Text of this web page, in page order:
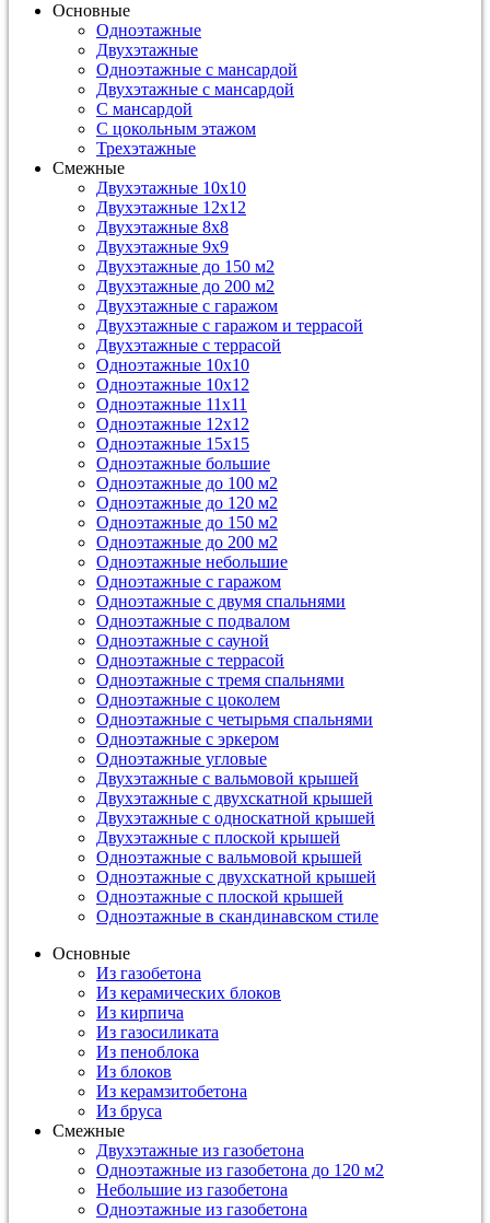
Основные
Одноэтажные
Двухэтажные
Одноэтажные с мансардой
Двухэтажные с мансардой
С мансардой
С цокольным этажом
Трехэтажные
Смежные
Двухэтажные 10х10
Двухэтажные 12х12
Двухэтажные 8х8
Двухэтажные 9х9
Двухэтажные до 150 м2
Двухэтажные до 200 м2
Двухэтажные с гаражом
Двухэтажные с гаражом и террасой
Двухэтажные с террасой
Одноэтажные 10х10
Одноэтажные 10х12
Одноэтажные 11х11
Одноэтажные 12х12
Одноэтажные 15х15
Одноэтажные большие
Одноэтажные до 100 м2
Одноэтажные до 120 м2
Одноэтажные до 150 м2
Одноэтажные до 200 м2
Одноэтажные небольшие
Одноэтажные с гаражом
Одноэтажные с двумя спальнями
Одноэтажные с подвалом
Одноэтажные с сауной
Одноэтажные с террасой
Одноэтажные с тремя спальнями
Одноэтажные с цоколем
Одноэтажные с четырьмя спальнями
Одноэтажные с эркером
Одноэтажные угловые
Двухэтажные с вальмовой крышей
Двухэтажные с двухскатной крышей
Двухэтажные с односкатной крышей
Двухэтажные с плоской крышей
Одноэтажные с вальмовой крышей
Одноэтажные с двухскатной крышей
Одноэтажные с плоской крышей
Одноэтажные в скандинавском стиле
Основные
Из газобетона
Из керамических блоков
Из кирпича
Из газосиликата
Из пеноблока
Из блоков
Из керамзитобетона
Из бруса
Смежные
Двухэтажные из газобетона
Одноэтажные из газобетона до 120 м2
Небольшие из газобетона
Одноэтажные из газобетона